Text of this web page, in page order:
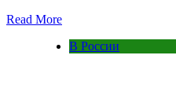
Read More
В России